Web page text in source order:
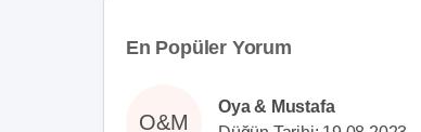
En Popüler Yorum
O&M
Oya & Mustafa